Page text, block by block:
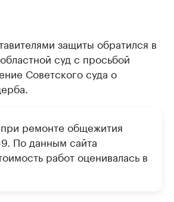
защиты обратился в
суд с просьбой
Советского суда о
ремонте общежития
По данным сайта
работ оценивалась в